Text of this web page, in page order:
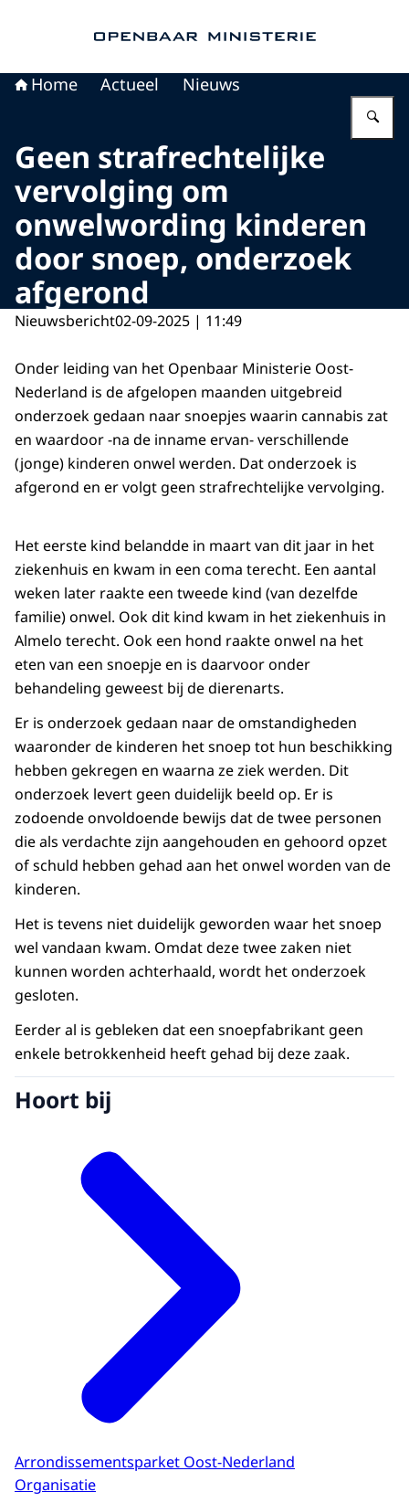
Home Actueel Nieuws
Geen strafrechtelijke
vervolging om
onwelwording kinderen
door snoep, onderzoek
afgerond
Nieuwsbericht02-09-2025 | 11:49
Onder leiding van het Openbaar Ministerie Oost-
Nederland is de afgelopen maanden uitgebreid
onderzoek gedaan naar snoepjes waarin cannabis zat
en waardoor -na de inname ervan- verschillende
(jonge) kinderen onwel werden. Dat onderzoek is
afgerond en er volgt geen strafrechtelijke vervolging.
Het eerste kind belandde in maart van dit jaar in het
ziekenhuis en kwam in een coma terecht. Een aantal
weken later raakte een tweede kind (van dezelfde
familie) onwel. Ook dit kind kwam in het ziekenhuis in
Almelo terecht. Ook een hond raakte onwel na het
eten van een snoepje en is daarvoor onder
behandeling geweest bij de dierenarts.
Er is onderzoek gedaan naar de omstandigheden
waaronder de kinderen het snoep tot hun beschikking
hebben gekregen en waarna ze ziek werden. Dit
onderzoek levert geen duidelijk beeld op. Er is
zodoende onvoldoende bewijs dat de twee personen
die als verdachte zijn aangehouden en gehoord opzet
of schuld hebben gehad aan het onwel worden van de
kinderen.
Het is tevens niet duidelijk geworden waar het snoep
wel vandaan kwam. Omdat deze twee zaken niet
kunnen worden achterhaald, wordt het onderzoek
gesloten.
Eerder al is gebleken dat een snoepfabrikant geen
enkele betrokkenheid heeft gehad bij deze zaak.
Hoort bij
Arrondissementsparket Oost-Nederland
Organisatie